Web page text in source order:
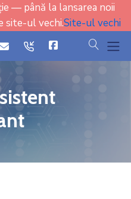
— până la lansarea noii
site-ul vechi.Site-ul vechi
iconicon cauta